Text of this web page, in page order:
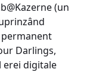
(un
Darlings,
erei digitale